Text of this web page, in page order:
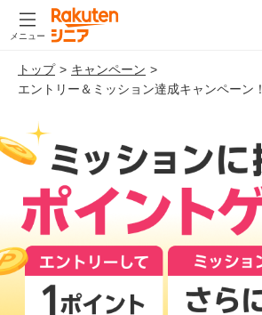
メニュー
トップ
キャンペーン
エントリー＆ミッション達成キャンペーン！